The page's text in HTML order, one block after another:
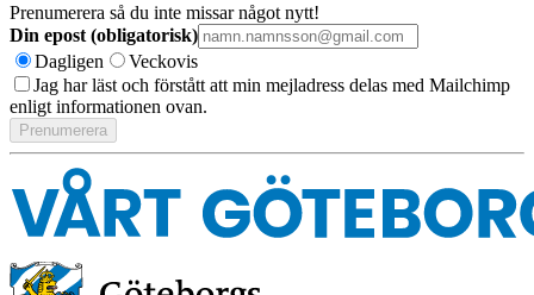
Prenumerera så du inte missar något nytt!
Din epost (obligatorisk)
Dagligen
Veckovis
Jag har läst och förstått att min mejladress delas med Mailchimp
enligt informationen ovan.